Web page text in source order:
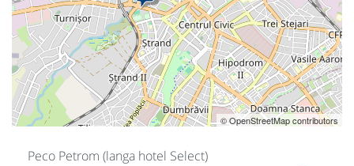
© OpenStreetMap contributors
Peco Petrom (langa hotel Select)